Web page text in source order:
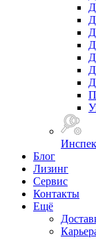
Блог
Лизинг
Сервис
Контакты
Ещё